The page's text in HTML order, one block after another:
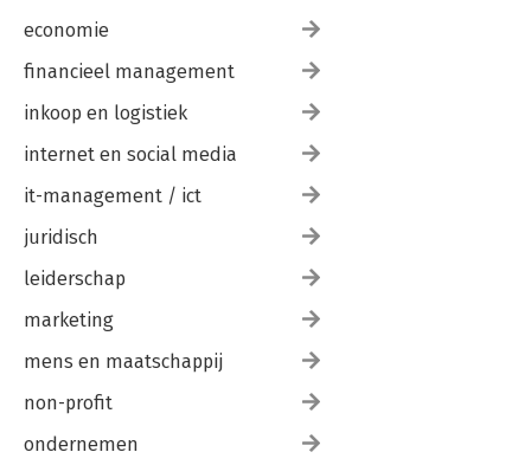
economie
financieel management
inkoop en logistiek
internet en social media
it-management / ict
juridisch
leiderschap
marketing
mens en maatschappij
non-profit
ondernemen